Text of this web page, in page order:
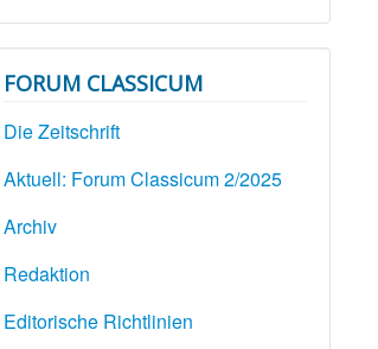
FORUM CLASSICUM
Die Zeitschrift
Aktuell: Forum Classicum 2/2025
Archiv
Redaktion
Editorische Richtlinien